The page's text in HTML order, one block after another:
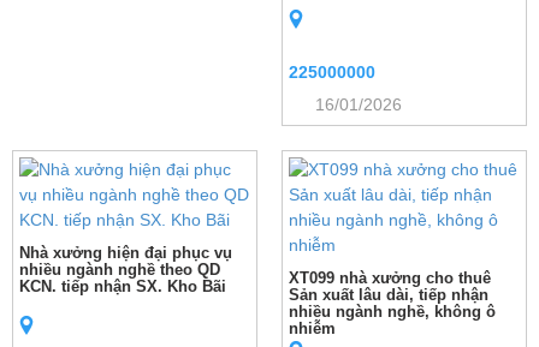
225000000
16/01/2026
Nhà xưởng hiện đại phục vụ
nhiều ngành nghề theo QD
KCN. tiếp nhận SX. Kho Bãi
XT099 nhà xưởng cho thuê
Sản xuất lâu dài, tiếp nhận
nhiều ngành nghề, không ô
nhiễm